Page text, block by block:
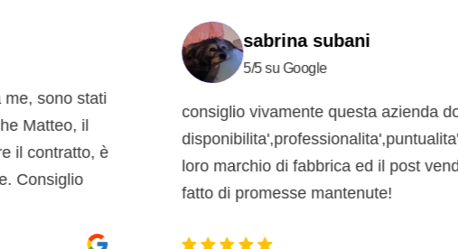
stati
il
è
sabrina subani
5/5 su Google
consiglio vivamente questa azienda dove la
disponibilita',professionalita',puntualita" sono il
loro marchio di fabbrica ed il post vendita e'
fatto di promesse mantenute!